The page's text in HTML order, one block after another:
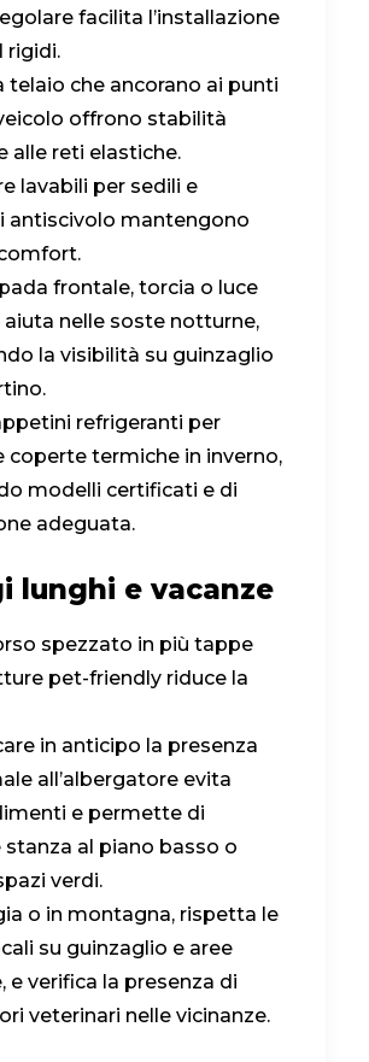
facilita l’installazione
rigidi.
telaio che ancorano ai punti
offrono stabilità
alle reti elastiche.
lavabili per sedili e
antiscivolo mantengono
frontale, torcia o luce
nelle soste notturne,
la visibilità su guinzaglio
refrigeranti per
coperte termiche in inverno,
modelli certificati e di
adeguata.
lunghi e vacanze
spezzato in più tappe
pet-friendly riduce la
in anticipo la presenza
all’albergatore evita
e permette di
al piano basso o
verdi.
o in montagna, rispetta le
su guinzaglio e aree
e verifica la presenza di
veterinari nelle vicinanze.